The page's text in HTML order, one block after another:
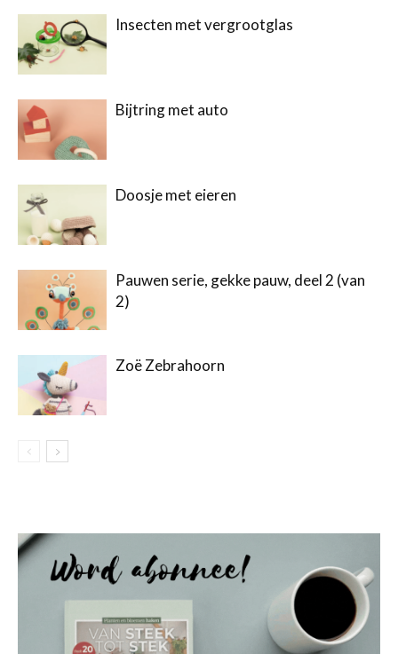
Insecten met vergrootglas
Bijtring met auto
Doosje met eieren
Pauwen serie, gekke pauw, deel 2 (van
2)
Zoë Zebrahoorn